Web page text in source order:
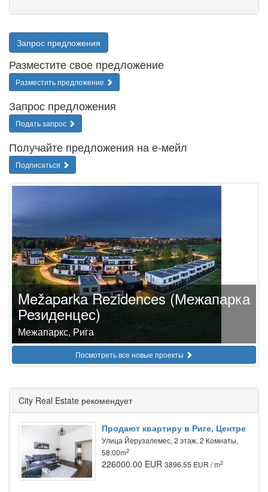
Запрос предложения
Разместите свое предложение
Разместить предложение
Запрос предложения
Подать запрос
Получайте предложения на е-мейл
Подписаться
Mežaparka Rezidences (Межапарка
Резиденцес)
Межапаркс, Рига
Посмотреть все новые проекты
City Real Estate рекомендует
Продают квартиру в Риге, Центре
Улица Йeрузалемес, 2 этаж, 2 Комнаты,
58.00m2
226000.00 EUR 3896.55 EUR / m2